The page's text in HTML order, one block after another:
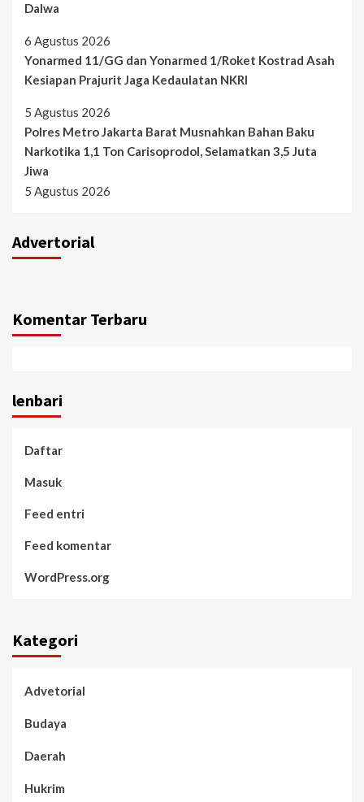
Dalwa
6 Agustus 2026
Yonarmed 11/GG dan Yonarmed 1/Roket Kostrad Asah
Kesiapan Prajurit Jaga Kedaulatan NKRI
5 Agustus 2026
Polres Metro Jakarta Barat Musnahkan Bahan Baku
Narkotika 1,1 Ton Carisoprodol, Selamatkan 3,5 Juta
Jiwa
5 Agustus 2026
Advertorial
Komentar Terbaru
lenbari
Daftar
Masuk
Feed entri
Feed komentar
WordPress.org
Kategori
Advetorial
Budaya
Daerah
Hukrim